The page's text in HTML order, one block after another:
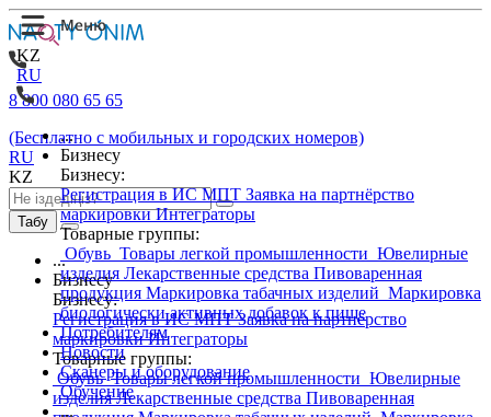
KZ
RU
...
Бизнесу
Бизнесу:
Регистрация в ИС МПТ Заявка на партнёрство
маркировкиИнтеграторы
Товарные группы:
Обувь Товары легкой промышленности Ювелирные
изделия Лекарственные средства Пивоваренная
продукция Маркировка табачных изделий Маркировка
биологически активных добавок к пище
Потребителям
Новости
Сканеры и оборудование
Обучение
...
8 800 080 65 65
(Бесплатно с мобильных и городских номеров)
RU
KZ
Табу
...
Бизнесу
Бизнесу:
Регистрация в ИС МПТЗаявка на партнёрство
маркировкиИнтеграторы
Товарные группы:
ОбувьТовары легкой промышленности Ювелирные
изделияЛекарственные средства Пивоваренная